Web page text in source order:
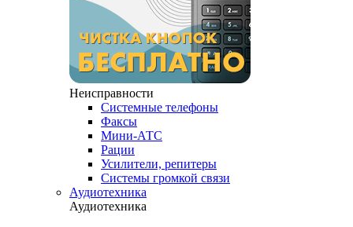
Неисправности
Системные телефоны
Факсы
Мини-АТС
Рации
Усилители, репитеры
Системы громкой связи
Аудиотехника
Аудиотехника